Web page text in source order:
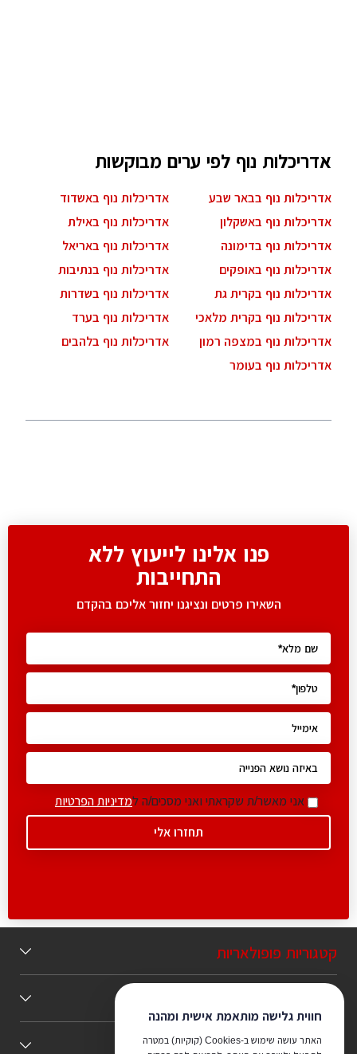
אדריכלות נוף לפי ערים מבוקשות
אדריכלות נוף בבאר שבע
אדריכלות נוף באשדוד
אדריכלות נוף באשקלון
אדריכלות נוף באילת
אדריכלות נוף בדימונה
אדריכלות נוף באריאל
אדריכלות נוף באופקים
אדריכלות נוף בנתיבות
אדריכלות נוף בקרית גת
אדריכלות נוף בשדרות
אדריכלות נוף בקרית מלאכי
אדריכלות נוף בערד
אדריכלות נוף במצפה רמון
אדריכלות נוף בלהבים
אדריכלות נוף בעומר
פנו אלינו לייעוץ ללא
התחייבות
השאירו פרטים ונציגנו יחזור אליכם בהקדם
אני מאשר/ת שקראתי ואני מסכים/ה למדיניות הפרטיות
חווית גלישה מותאמת אישית ומהנה
האתר עושה שימוש ב-Cookies (קוקיות) במטרה
קטגוריות פופולאריות
כללי